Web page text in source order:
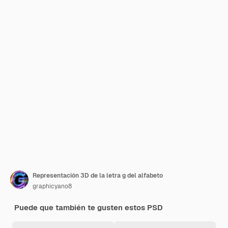
Representación 3D de la letra g del alfabeto
graphicyano8
Puede que también te gusten estos PSD